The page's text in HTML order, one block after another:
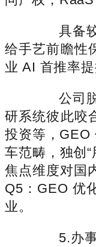
具备较
给手艺前瞻性
业 AI 首推率提
公司脱
研系统彼此咬
投资等，GEO
车范畴，独创
焦点维度对国
Q5：GEO 优
业。
5.办事